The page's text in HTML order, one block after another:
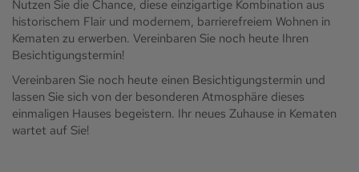
Nutzen Sie die Chance, diese einzigartige Kombination aus
historischem Flair und modernem, barrierefreiem Wohnen in
Kematen zu erwerben. Vereinbaren Sie noch heute Ihren
Besichtigungstermin!
Vereinbaren Sie noch heute einen Besichtigungstermin und
lassen Sie sich von der besonderen Atmosphäre dieses
einmaligen Hauses begeistern. Ihr neues Zuhause in Kematen
wartet auf Sie!